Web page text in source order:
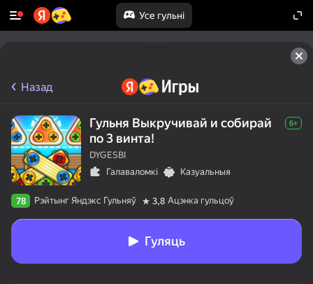
Усе гульні
Назад
Гульня Выкручивай и собирай
по 3 винта!
6+
DYGESBI
Галаваломкі
Казуальныя
78 Рэйтынг Яндэкс Гульняў 3,8 Ацэнка гульцоў
Гуляць